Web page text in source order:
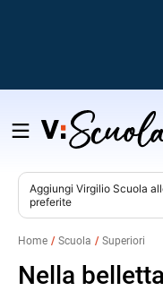
Salta
contenuto
Aggiungi Virgilio Scuola
preferite
Home Scuola Superiori
Nella